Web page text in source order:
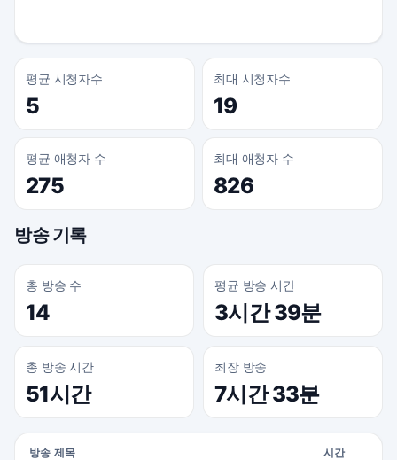
평균 시청자수
5
최대 시청자수
19
평균 애청자 수
275
최대 애청자 수
826
방송 기록
총 방송 수
14
평균 방송 시간
3시간 39분
총 방송 시간
51시간
최장 방송
7시간 33분
방송 제목 시간